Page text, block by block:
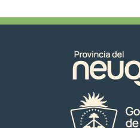
1er
Robótica